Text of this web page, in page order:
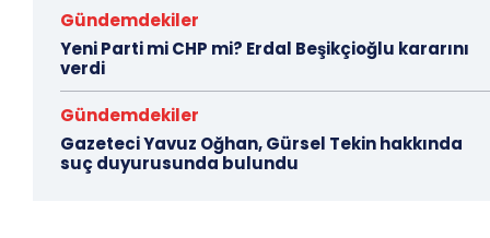
Gündemdekiler
Yeni Parti mi CHP mi? Erdal Beşikçioğlu kararını
verdi
Gündemdekiler
Gazeteci Yavuz Oğhan, Gürsel Tekin hakkında
suç duyurusunda bulundu